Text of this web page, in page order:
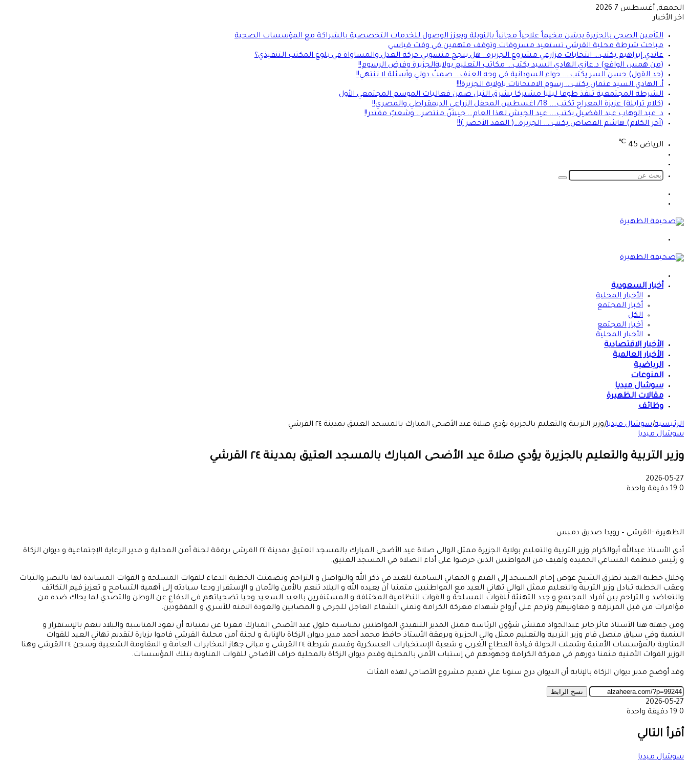
الجمعة, أغسطس 7 2026
اخر الأخبار
التأمين الصحي بالجزيرة يدشن مخيماً علاجياً مجانياً بالنويلة ويعزز الوصول للخدمات التخصصية بالشراكة مع المؤسسات الصحية
مباحث شرطة محلية القرشي تستعيد مسروقات وتوقف متهمين في وقت قياسي
غاندي إبراهيم يكتب… انتخابات مزارعي مشروع الجزيرة.. هل ينجح منسوبي حركة العدل والمساواة في بلوغ المكتب التنفيذي؟
(من همس الواقع) د.غازي الهادي السيد يكتب… مكاتب التعليم بولايةالجزيرة وفرض الرسوم!!
(حد القول) حسن السر يكتب…. حواء السودانية في وجه العنف… صمتٌ دولي وأسئلة لا تنتهي!!
أ. الهادي السيد عثمان يكتب… رسوم الامتحانات ياولاية الجزيرة!!!
الشرطة المجتمعية تنفذ طوفا ليليا مشتركا بشرق النيل ضمن فعاليات الموسم المجتمعي الأول
(كلام ترابلة) عزيزة المعراج تكتب…. 18/ اغسطس المحفل الزراعي الديمقراطي والمصري!!
د. عبد الوهاب عبد الفضيل يكتب…. عيد الجيش لهذا العام… جيشٌ منتصر… وشعبٌ مقتدر!!
(آخر الكلام) هاشم القصاص يكتب…. الجزيرة…( العقد الأخضر )!!
الرياض 45
℃
المظلم
بحث
أخبار السعودية
الأخبار المحلية
أخبار المجتمع
الكل
أخبار المجتمع
الأخبار المحلية
الأخبار الاقتصادية
الأخبار العالمية
الرياضية
المنوعات
سوشال ميديا
مقالات الظهيرة
وظائف
الرئيسية|سوشال ميديا|وزير التربية والتعليم بالجزيرة يؤدي صلاة عيد الأضحى المبارك بالمسجد العتيق بمدينة ٢٤ القرشي
سوشال ميديا
وزير التربية والتعليم بالجزيرة يؤدي صلاة عيد الأضحى المبارك بالمسجد العتيق بمدينة ٢٤ القرشي
2026-05-27
0
دقيقة واحدة
الظهيرة -القرشي – رويدا صديق دمبس:
أدى الأستاذ عبدالله أبوالكرام وزير التربية والتعليم بولاية الجزيرة ممثل الوالي صلاة عيد الأضحى المبارك بالمسجد العتيق بمدينة ٢٤ القرشي برفقة لجنة أمن المحلية و مدير الرعاية الإجتماعية و ديوان الزكاة
و رئيس منظمة المساعي الحميدة ولفيف من المواطنين الذين حرصوا على أداء الصلاة في المسجد العتيق.
وخلال خطبة العيد تطرق الشيخ عوض إمام المسجد إلى القيم و المعاني السامية للعيد في ذكر الله والتواصل و التراحم وتضمنت الخطبة الدعاء للقوات المسلحة و القوات المساندة لها بالنصر والثبات
وعقب الخطبه تبادل وزير التربية والتعليم ممثل الوالي تهاني العيد مع المواطنيبن متمنيا أن يعيده الله و البلاد تنعم بالأمن والأمان و الإستقرار ودعا سيادته إلى أهمية التسامح و تعزيز قيم التكاتف
والتعاضد و التراحم بين أفراد المجتمع و جدد التهنئة للقوات المسلحة و القوات النظامية المختلفة و المستنفرين بالعيد السعيد وحيا تضحياتهم في الدفاع عن الوطن والتصدي لما يحاك ضده من
مؤامرات من قبل المرتزقه و معاونيهم وترحم على أرواح شهداء معركة الكرامة وتمني الشفاء العاجل للجرحى و المصابين والعودة الامنه للأسري و المفقودين.
ومن جهته هنا الأستاذ فائز جابر عبدالجواد مفتش شؤون الرئاسة ممثل المدير التنفيذي المواطنين بمناسبة حلول عيد الأضحى المبارك معربا عن تمنياته أن تعود المناسبة والبلاد تنعم بالإستقرار و
التنمية وفي سياق متصل قام وزير التربية والتعليم ممثل والي الجزيرة وبرفقة الأستاذ حافظ محمد أحمد مدير ديوان الزكاة بالإنابة و لجنة أمن محلية القرشي قاموا بزيارة لتقديم تهاني العيد للقوات
المناوبة بالمؤسسات الأمنية وشملت الجولة قيادة القطاع الغربي و شعبة الإستخبارات العسكرية وقسم شرطة ٢٤ القرشي و مباني جهاز المخابرات العامة و المقاومة الشعبية وسجن ٢٤ القرشي وهنا
الوزير القوات الأمنية مثمنا دورهم في معركة الكرامة وجهودهم في إستباب الأمن بالمحلية وقدم ديوان الزكاة بالمحلية خراف الأضاحي للقوات المناوبة بتلك المؤسسات.
وقد أوضح مدير ديوان الزكاة بالإنابة أن الديوان درج سنويا علي تقديم مشروع الأضاحي لهذه الفئات
نسخ الرابط
2026-05-27
0
دقيقة واحدة
عبر
البريد
أقرأ التالي
سوشال ميديا